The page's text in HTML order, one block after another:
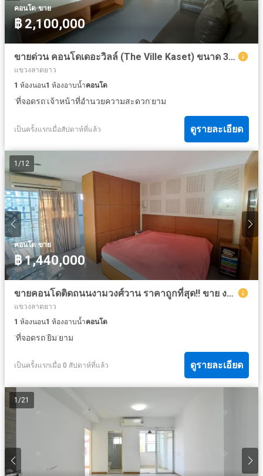
คอนโด·ขาย
฿ 2,100,000
ขายด่วน คอนโดเดอะวิลล์ (The Ville Kaset) ขนาด 33 ตร.ม ชั้น 5 พร้อมอยู่ เฟอร์นิเจอร์เครื่องใช้ไฟฟ้าครบ ติดถนนงามวงศ์วาน ใกล้รพ.วิภาวดี ม.เกษตรศาสตร์
แขวงลาดยาว
1 ห้องนอน1 ห้องอาบน้ำคอนโด
·ที่จอดรถ·เจ้าหน้าที่อำนวยความสะดวก·ยาม
เป็นครั้งแรกเมื่อสัปดาห์ที่แล้ว ดูรายละเอียด
1 /12
คอนโด·ขาย
฿ 1,440,000
ขายคอนโดติดถนนงามวงศ์วาน ราคาถูกที่สุด!! ขาย งามวดีเพลส คอนโดมิเนียม 39.28 ตรม. 1 ห้องนอน 1 ห้องน้ำ พร้อมอยู่ ใกล้การไฟฟ้าส่วนภูมิภาคสำนักงานใหญ่
แขวงลาดยาว
1 ห้องนอน1 ห้องอาบน้ำคอนโด
·ที่จอดรถ·ยิม·ยาม
เป็นครั้งแรกเมื่อ 0 สัปดาห์ที่แล้ว ดูรายละเอียด
1 /21